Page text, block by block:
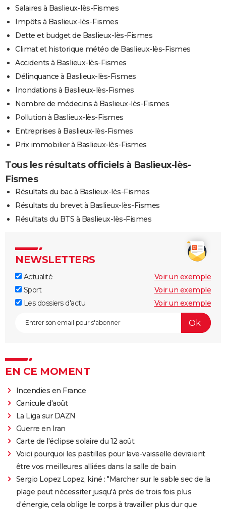
Salaires à Baslieux-lès-Fismes
Impôts à Baslieux-lès-Fismes
Dette et budget de Baslieux-lès-Fismes
Climat et historique météo de Baslieux-lès-Fismes
Accidents à Baslieux-lès-Fismes
Délinquance à Baslieux-lès-Fismes
Inondations à Baslieux-lès-Fismes
Nombre de médecins à Baslieux-lès-Fismes
Pollution à Baslieux-lès-Fismes
Entreprises à Baslieux-lès-Fismes
Prix immobilier à Baslieux-lès-Fismes
Tous les résultats officiels à Baslieux-lès-
Fismes
Résultats du bac à Baslieux-lès-Fismes
Résultats du brevet à Baslieux-lès-Fismes
Résultats du BTS à Baslieux-lès-Fismes
NEWSLETTERS
Actualité
Voir un exemple
Sport
Voir un exemple
Les dossiers d'actu
Voir un exemple
EN CE MOMENT
Incendies en France
Canicule d'août
La Liga sur DAZN
Guerre en Iran
Carte de l'éclipse solaire du 12 août
Voici pourquoi les pastilles pour lave-vaisselle devraient
être vos meilleures alliées dans la salle de bain
Sergio Lopez Lopez, kiné : "Marcher sur le sable sec de la
plage peut nécessiter jusqu'à près de trois fois plus
d'énergie, cela oblige le corps à travailler plus dur que